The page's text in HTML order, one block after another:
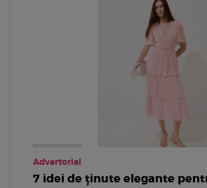
Advertorial
7 idei de ținute elegante